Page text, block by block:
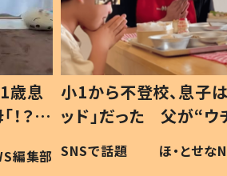
歳息
？」
編集部
小1から不登校、息子は
ッド」だった 父が“ウ
作り続ける理由とは #
#令和の子
SNSで話題 ほ・とせな